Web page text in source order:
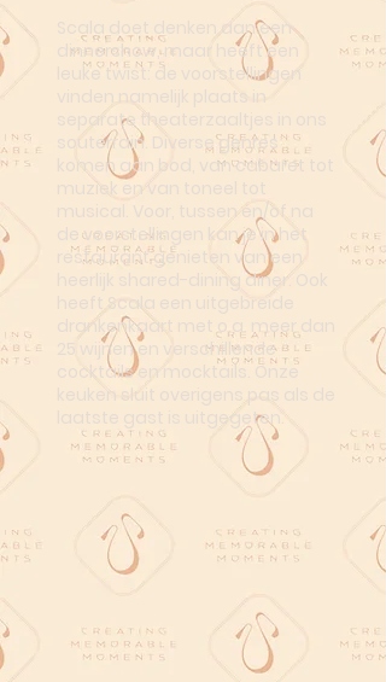
Scala doet denken aan een
dinnershow, maar heeft een
leuke twist: de voorstellingen
vinden namelijk plaats in
separate theaterzaaltjes in ons
souterrain. Diverse genres
komen aan bod, van cabaret tot
muziek en van toneel tot
musical. Voor, tussen en/of na
de voorstellingen kan je in het
restaurant genieten van een
heerlijk shared-dining diner. Ook
heeft Scala een uitgebreide
drankenkaart met o.a. meer dan
25 wijnen en verschillende
cocktails en mocktails. Onze
keuken sluit overigens pas als de
laatste gast is uitgegeten.